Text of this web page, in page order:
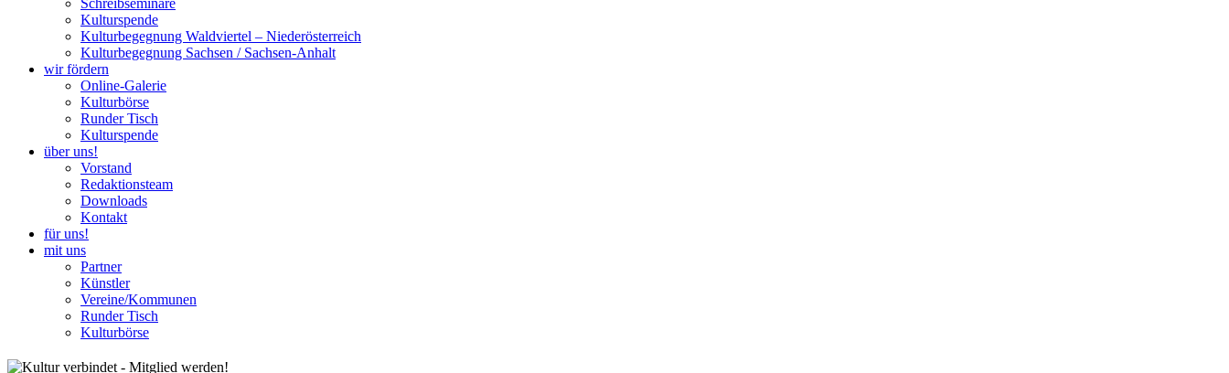
Kulturspende
Kulturbegegnung Waldviertel – Niederösterreich
Kulturbegegnung Sachsen / Sachsen-Anhalt
wir fördern
Online-Galerie
Kulturbörse
Runder Tisch
Kulturspende
über uns!
Vorstand
Redaktionsteam
Downloads
Kontakt
für uns!
mit uns
Partner
Künstler
Vereine/Kommunen
Runder Tisch
Kulturbörse